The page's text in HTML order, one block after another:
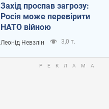
Захід проспав загрозу:
Росія може перевірити
НАТО війною
Леонід Невзлін 3,0 т.